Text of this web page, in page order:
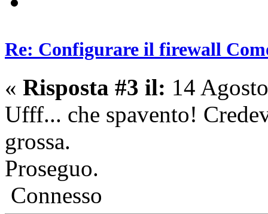
Re: Configurare il firewall
« Risposta #3 il: 14
Ufff... che spavento!
grossa.
Proseguo.
Connesso